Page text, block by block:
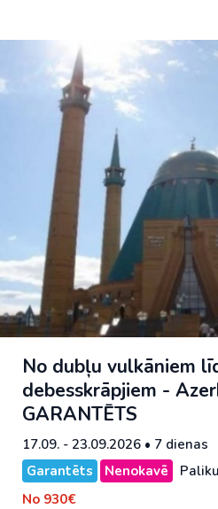
No dubļu vulkāniem
debesskrāpjiem -
GARANTĒTS
17.09. - 23.09.2026 • 7 dienas
Garantēts
Nenokavē
No 930€